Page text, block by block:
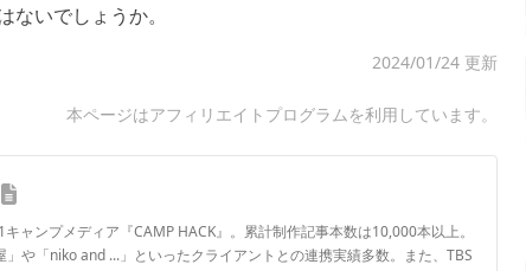
いでしょうか。
2024/01/24 更新
本ページはアフィリエイトプログラムを利用しています。
ャンプメディア『CAMP HACK』。累計制作記事本数は10,000本以上。
や「niko and ...」といったクライアントとの連携実績多数。また、TBS